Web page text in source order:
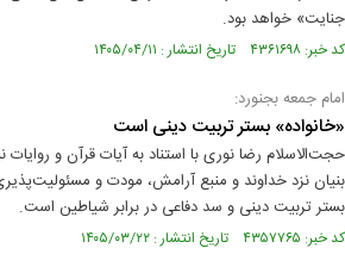
جنایت» خواهد بود.
کد خبر: ۴۳۶۱۶۹۸ تاریخ انتشار : ۱۴۰۵/۰۴/۱۱
امام جمعه بجنورد:
«خانواده» بستر تربیت دینی است
حجت‌الاسلام رضا نوری با استناد به آیات قرآن و
بنیان نزد خداوند و منبع آرامش، مودت و
بستر تربیت دینی و سد دفاعی در برابر شیاطین است.
کد خبر: ۴۳۵۷۷۶۵ تاریخ انتشار : ۱۴۰۵/۰۳/۲۲